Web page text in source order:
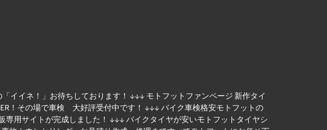
イイネ！」お待ちしております！ ↓↓↓ モトフットファンページ 新作タイ
！その場で車検 大好評受付中です！ ↓↓↓ バイク車検格安モトフットの
用サイトが完成しました！ ↓↓↓ バイクタイヤが安いモトフットタイヤシ